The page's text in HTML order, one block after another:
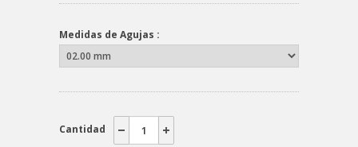
Medidas de Agujas :
Cantidad